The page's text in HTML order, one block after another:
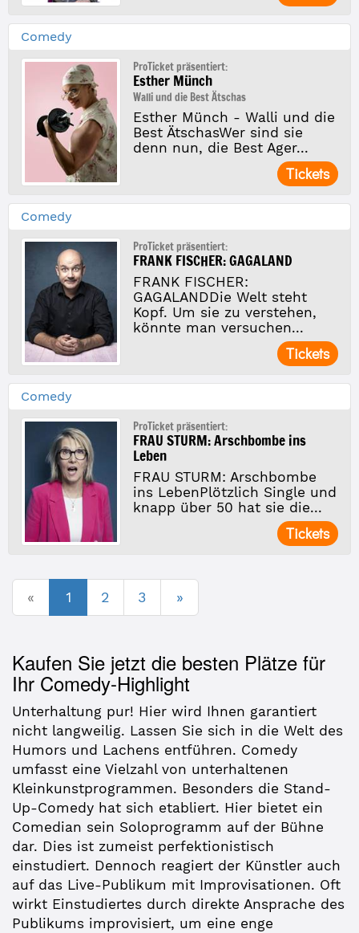
Comedy
ProTicket präsentiert:
Esther Münch
Walli und die Best Ätschas
Esther Münch - Walli und die
Best ÄtschasWer sind sie
denn nun, die Best Ager...
Tickets
Comedy
ProTicket präsentiert:
FRANK FISCHER: GAGALAND
FRANK FISCHER:
GAGALANDDie Welt steht
Kopf. Um sie zu verstehen,
könnte man versuchen...
Tickets
Comedy
ProTicket präsentiert:
FRAU STURM: Arschbombe ins
Leben
FRAU STURM: Arschbombe
ins LebenPlötzlich Single und
knapp über 50 hat sie die...
Tickets
« 1 2 3 »
Kaufen Sie jetzt die besten Plätze für
Ihr Comedy-Highlight
Unterhaltung pur! Hier wird Ihnen garantiert
nicht langweilig. Lassen Sie sich in die Welt des
Humors und Lachens entführen. Comedy
umfasst eine Vielzahl von unterhaltenen
Kleinkunstprogrammen. Besonders die Stand-
Up-Comedy hat sich etabliert. Hier bietet ein
Comedian sein Soloprogramm auf der Bühne
dar. Dies ist zumeist perfektionistisch
einstudiert. Dennoch reagiert der Künstler auch
auf das Live-Publikum mit Improvisationen. Oft
wirkt Einstudiertes durch direkte Ansprache des
Publikums improvisiert, um eine enge